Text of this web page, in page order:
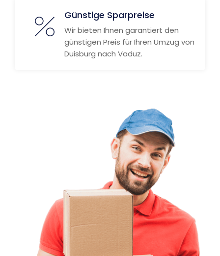
Günstige Sparpreise
Wir bieten Ihnen garantiert den
günstigen Preis für Ihren Umzug von
Duisburg nach Vaduz.